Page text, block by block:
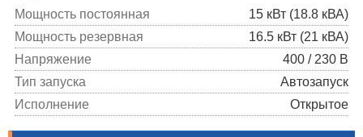
Мощность постоянная
15 кВт (18.8 кВА)
Мощность резервная
16.5 кВт (21 кВА)
Напряжение
400 / 230 В
Тип запуска
Автозапуск
Исполнение
Открытое